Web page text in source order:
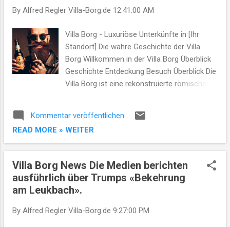
By Alfred Regler Villa-Borg.de 12:41:00 AM
Villa Borg - Luxuriöse Unterkünfte in [Ihr
Standort] Die wahre Geschichte der Villa
Borg Willkommen in der Villa Borg Überblick
Geschichte Entdeckung Besuch Überblick Die
Villa Borg ist eine rekonstruierte römische
Borg wurde Ende des 19. Jahrhunderts
entdeckt... Entdeckung Die archäologischen
Funde der Villa Borg bieten faszinierende
Erfahren Sie, wie Sie die reiche Geschichte
der Villa Borg besuchen und erkunden
können... ...
Kommentar veröffentlichen
READ MORE » WEITER
Villa Borg News Die Medien berichten
ausführlich über Trumps «Bekehrung
am Leukbach».
By Alfred Regler Villa-Borg.de 9:27:00 PM